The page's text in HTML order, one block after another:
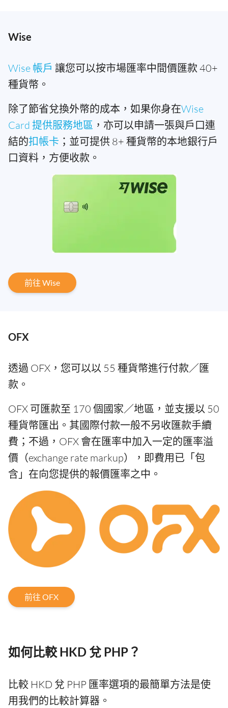
Wise
Wise 帳戶 讓您可以按市場匯率中間價匯款 40+
種貨幣。
除了節省兌換外幣的成本，如果你身在Wise
Card 提供服務地區 ，亦可以申請一張與戶口連
結的扣帳卡 ；並可提供 8+ 種貨幣的本地銀行戶
口資料，方便收款。
前往 Wise
OFX
透過 OFX，您可以以 55 種貨幣進行付款／匯
款。
OFX 可匯款至 170 個國家／地區，並支援以 50
種貨幣匯出。其國際付款一般不另收匯款手續
費；不過，OFX 會在匯率中加入一定的匯率溢
價（exchange rate markup），即費用已「包
含」在向您提供的報價匯率之中。
前往 OFX
如何比較 HKD 兌 PHP？
比較 HKD 兌 PHP 匯率選項的最簡單方法是使
用我們的比較計算器。